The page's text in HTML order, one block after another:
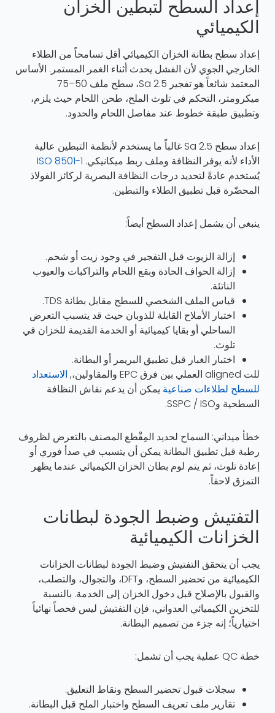
إعداد السطح لتبطين الخزان
الكيميائي
إعداد سطح بطانة الخزان الكيميائي أقل تسامحاً من الطلاء
الخارجي الجوي لأن الفشل يحدث أثناء الغمر المستمر. الأساس
المعتمد شائعاً هو تفجير Sa 2.5، سطح ملف 50–75
ميكرومتر، التحكم في تلوث الملح، طحن اللحام حيث يلزم،
وتطبيق طبقة خطوط عند مفاصل اللحام والحدود.
إعداد سطح Sa 2.5 غالباً ما يستخدم لأنظمة التبطين عالية
الأداء لأنه يوفر النظافة وملف ربط ميكانيكي. ISO 8501-1
يُستخدم عادةً لتحديد درجات النظافة البصرية لركائز الفولاذ
المحضّرة قبل تطبيق الطلاء والتبطين.
ينبغي أن يشمل إعداد السطح أيضاً:
إزالة الزيوت قبل التفجير في وجود زيت أو شحم.
إزالة الحواف الحادة وبقع اللحام والتراكبات والعيوب
الناتئة.
قياس الملف الشخصي للسطح مقابل بطانة TDS.
اختبار الأملاح القابلة للذوبان حيث قد يتسبب التعرض
الساحلي أو بقايا كيميائية أو الخدمة القديمة للخزان في
تلوث.
اختبار الغبار قبل تطبيق البريمر أو البطانة.
للت aligned العملي بين فرق EPC والمقاولين،,
الاستعداد
للسطح لطلاءات صناعية يمكن أن يدعم نقاش النظافة
السطحية وSSPC / ISO.
خطأ ميداني: السماح لحديد المِقْطع المصنف بالتعرض لظروف
رطبة قبل تطبيق البطانة يمكن أن يتسبب في صدأ فوري أو
إعادة تلوث، ثم يتم لوم بطان الخزان الكيميائي عندما يظهر
التمزق لاحقاً.
التفتيش وضبط الجودة لبطانات
الخزانات الكيميائية
يجب أن يتحقق التفتيش وضبط الجودة لبطانات الخزانات
الكيميائية من تحضير السطح، وDFT، والتجوال، والتصلب،
والقبول بالإصلاح قبل دخول الخزان إلى الخدمة. بالنسبة
للتخزين الكيميائي العدواني، فإن التفتيش ليس فحصاً نهائياً
اختيارياً؛ إنه جزء من تصميم البطانة.
خطة QC عملية يجب أن تشمل:
سجلات قبول تحضير السطح ونقاط التعليق.
تقارير ملف تعريف السطح واختبار الملح قبل البطانة.